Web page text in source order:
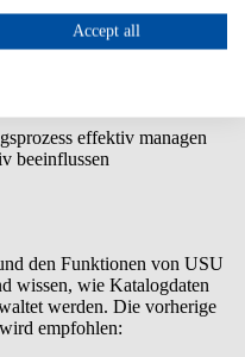
Berichte
(z.B.
effektiv managen
beeinflussen
den Funktionen von USU
wissen, wie Katalogdaten
werden. Die vorherige
empfohlen:
Accept all